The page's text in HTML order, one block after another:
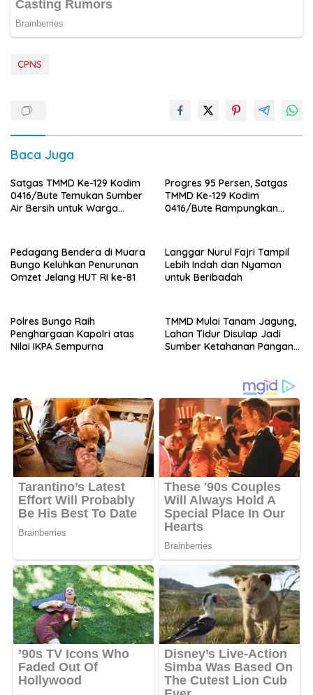
CPNS
Baca Juga
Satgas TMMD Ke-129 Kodim
0416/Bute Temukan Sumber
Air Bersih untuk Warga
Progres 95 Persen, Satgas
TMMD Ke-129 Kodim
0416/Bute Rampungkan
Pedagang Bendera di Muara
Bungo Keluhkan Penurunan
Omzet Jelang HUT RI ke-81
Langgar Nurul Fajri Tampil
Lebih Indah dan Nyaman
untuk Beribadah
Polres Bungo Raih
Penghargaan Kapolri atas
Nilai IKPA Sempurna
TMMD Mulai Tanam Jagung,
Lahan Tidur Disulap Jadi
Sumber Ketahanan Pangan